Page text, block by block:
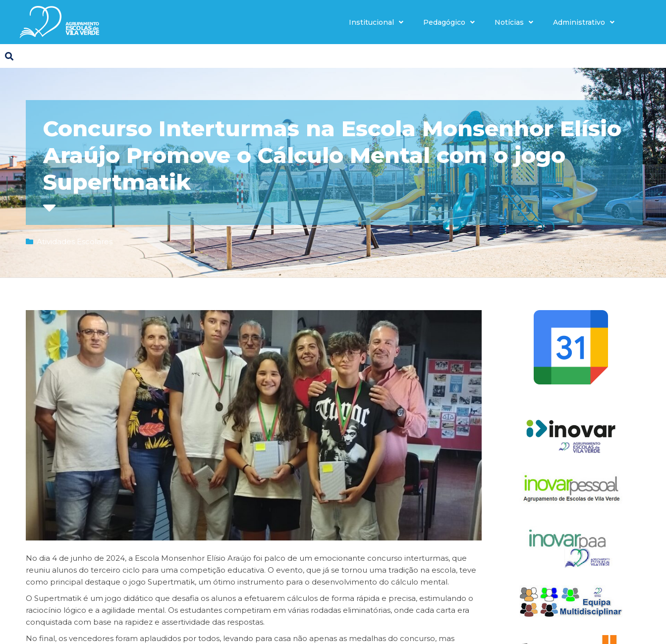
Institucional Pedagógico Notícias Administrativo
Concurso Interturmas na Escola Monsenhor Elísio
Araújo Promove o Cálculo Mental com o jogo
Supertmatik
Atividades Escolares
No dia 4 de junho de 2024, a Escola Monsenhor Elísio Araújo foi palco de um emocionante concurso interturmas, que
reuniu alunos do terceiro ciclo para uma competição educativa. O evento, que já se tornou uma tradição na escola, teve
como principal destaque o jogo Supertmatik, um ótimo instrumento para o desenvolvimento do cálculo mental.
O Supertmatik é um jogo didático que desafia os alunos a efetuarem cálculos de forma rápida e precisa, estimulando o
raciocínio lógico e a agilidade mental. Os estudantes competiram em várias rodadas eliminatórias, onde cada carta era
conquistada com base na rapidez e assertividade das respostas.
No final, os vencedores foram aplaudidos por todos, levando para casa não apenas as medalhas do concurso, mas